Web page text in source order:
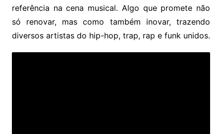
referência na cena musical. Algo que promete não
só renovar, mas como também inovar, trazendo
diversos artistas do hip-hop, trap, rap e funk unidos.